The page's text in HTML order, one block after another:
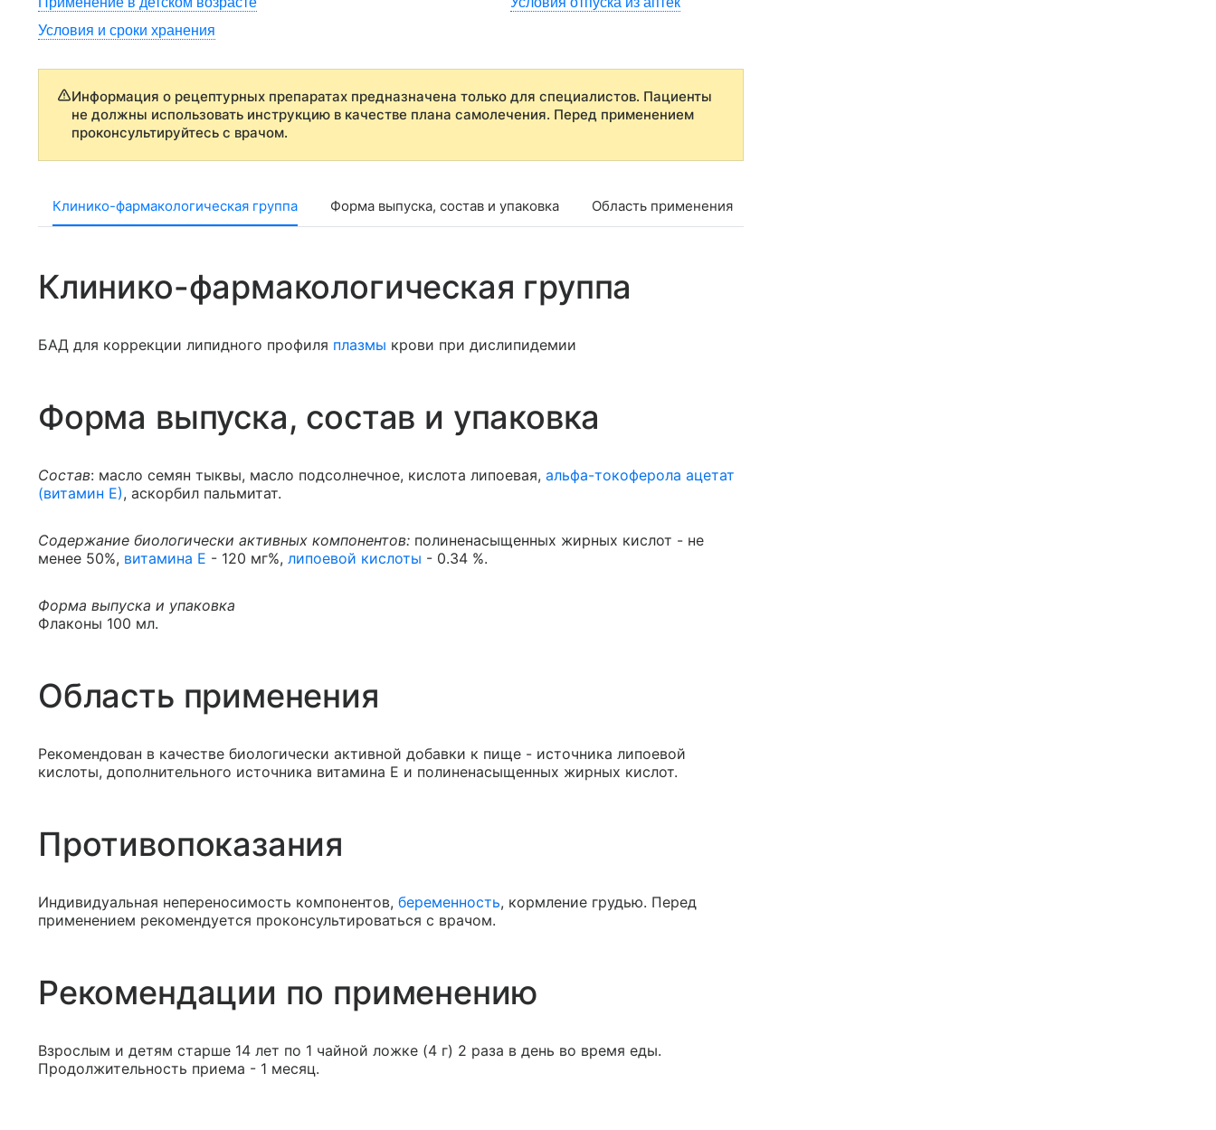
Условия и сроки хранения
Информация о рецептурных препаратах предназначена только для специалистов. Пациенты
не должны использовать инструкцию в качестве плана самолечения. Перед применением
проконсультируйтесь с врачом.
Клинико-фармакологическая группа Форма выпуска, состав и упаковка Область применения
Клинико-фармакологическая группа
БАД для коррекции липидного профиля плазмы крови при дислипидемии
Форма выпуска, состав и упаковка
Состав: масло семян тыквы, масло подсолнечное, кислота липоевая, альфа-токоферола ацетат
(витамин Е), аскорбил пальмитат.
Содержание биологически активных компонентов: полиненасыщенных жирных кислот - не
менее 50%, витамина Е - 120 мг%, липоевой кислоты - 0.34 %.
Форма выпуска и упаковка
Флаконы 100 мл.
Область применения
Рекомендован в качестве биологически активной добавки к пище - источника липоевой
кислоты, дополнительного источника витамина Е и полиненасыщенных жирных кислот.
Противопоказания
Индивидуальная непереносимость компонентов, беременность, кормление грудью. Перед
применением рекомендуется проконсультироваться с врачом.
Рекомендации по применению
Взрослым и детям старше 14 лет по 1 чайной ложке (4 г) 2 раза в день во время еды.
Продолжительность приема - 1 месяц.